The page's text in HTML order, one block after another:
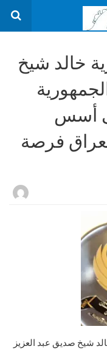
خالد شيخ
أسس
فرصة
شيخ صديق عبد العزيز